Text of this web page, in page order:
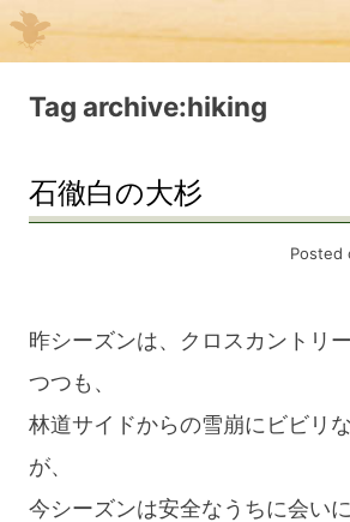
Menu
JP EN
B&B Cafe Hongu
Tag archive:hiking
石徹白の大杉
Posted
昨シーズンは、クロスカントリ
つつも、
林道サイドからの雪崩にビビリ
が、
今シーズンは安全なうちに会い